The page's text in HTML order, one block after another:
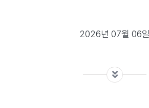
2026년 07월 06일